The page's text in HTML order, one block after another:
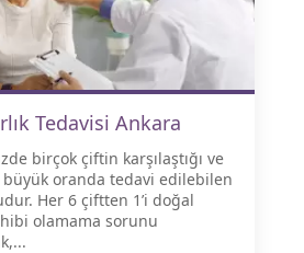
Tedavisi Ankara
birçok çiftin karşılaştığı ve
oranda tedavi edilebilen
Her 6 çiftten 1’i doğal
olamama sorunu